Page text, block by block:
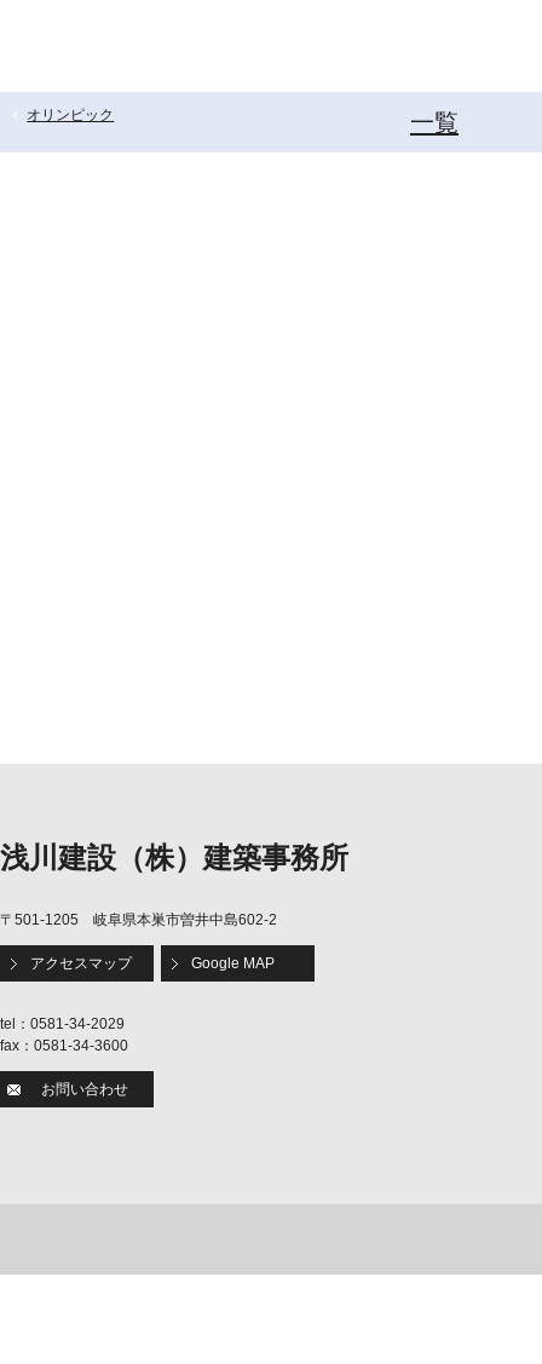
オリンピック 一覧
浅川建設（株）建築事務所
〒501-1205 岐阜県本巣市曽井中島602-2
アクセスマップ Google MAP
tel：0581-34-2029
fax：0581-34-3600
お問い合わせ